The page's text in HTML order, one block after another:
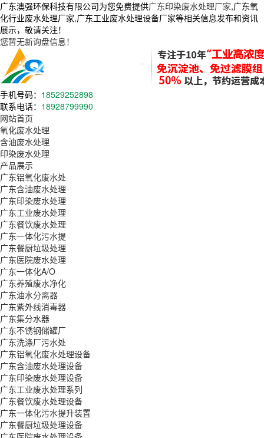
广东澳强环保科技有限公司为您免费提供广东印染废水处理厂家,广东氧
化行业废水处理厂家,广东工业废水处理设备厂家等相关信息发布和资讯
展示，敬请关注！
您暂无新询盘信息！
手机号码： 18529252898
联系电话： 18928799990
网站首页
氧化废水处理
含油废水处理
印染废水处理
产品展示
广东铝氧化废水处
广东含油废水处理
广东印染废水处理
广东工业废水处理
广东餐饮废水处理
广东一体化污水提
广东餐厨垃圾处理
广东医院废水处理
广东一体化A/O
广东养殖废水净化
广东油水分离器
广东紫外线消毒器
广东集分水器
广东不锈钢储罐厂
广东洗涤厂污水处
广东铝氧化废水处理设备
广东含油废水处理设备
广东印染废水处理设备
广东工业废水处理系列
广东餐饮废水处理设备
广东一体化污水提升装置
广东餐厨垃圾处理设备